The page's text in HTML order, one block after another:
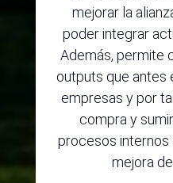
mejorar la
poder integrar
Además, permite
outputs que antes
empresas y por
compra y
procesos
mejora